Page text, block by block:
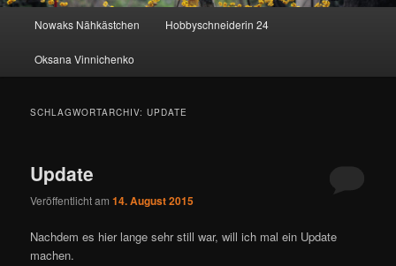
Nowaks Nähkästchen Hobbyschneiderin 24
Oksana Vinnichenko
SCHLAGWORTARCHIV:UPDATE
Update
Veröffentlicht am14. August 2015
Nachdem es hier lange sehr still war, will ich mal ein Update
machen.